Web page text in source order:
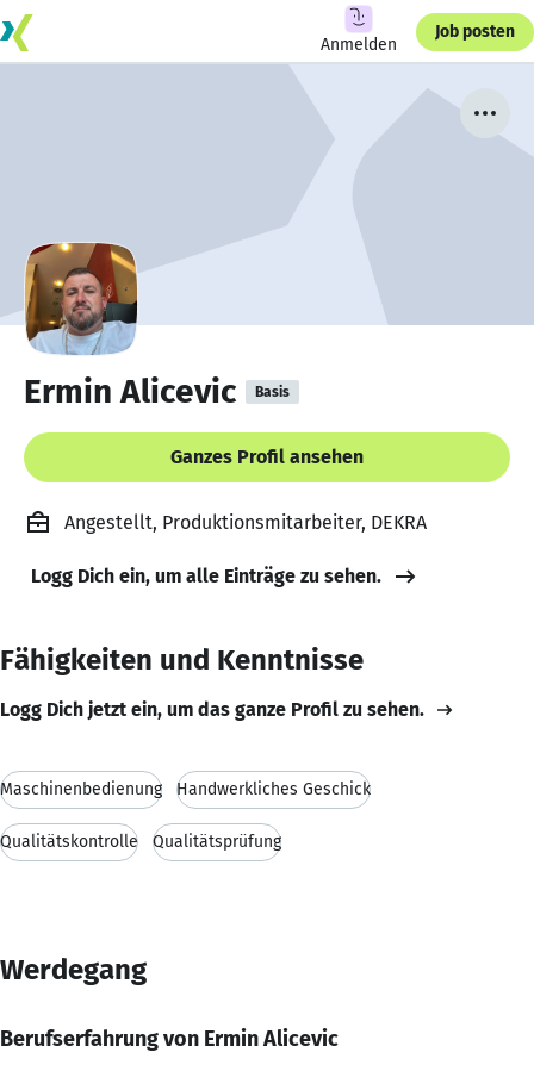
Anmelden
Job posten
Ermin Alicevic Basis
Ganzes Profil ansehen
Angestellt, Produktionsmitarbeiter, DEKRA
Logg Dich ein, um alle Einträge zu sehen.
Fähigkeiten und Kenntnisse
Logg Dich jetzt ein, um das ganze Profil zu sehen.
Maschinenbedienung Handwerkliches Geschick
Qualitätskontrolle Qualitätsprüfung
Werdegang
Berufserfahrung von Ermin Alicevic